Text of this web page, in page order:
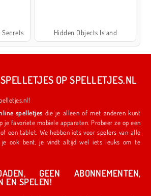
Secrets Hidden Objects Island
OP SPELLETJES.NL
spelletjes die je alleen of met anderen kunt
je favoriete mobiele apparaten. Probeer ze op een
je vindt altijd wel iets leuks om te
GEEN ABONNEMENTEN,
EN SPELEN!